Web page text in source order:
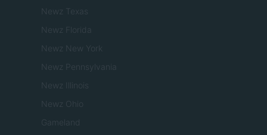
Newz Texas
Newz Florida
Newz New York
Newz Pennsylvania
Newz Illinois
Newz Ohio
Gameland